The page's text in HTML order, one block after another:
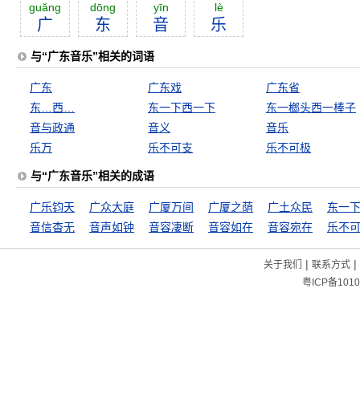
guăng
广
dōng
东
yīn
音
lè
乐
与“广东音乐”相关的词语
广东 广东戏
广东省
东…西…
东一下西一下
东一榔头西一棒子
音与政通
音义
音乐
乐万
乐不可支 乐不可极
与“广东音乐”相关的成语
广乐钧天 广众大庭 广厦万间 广厦之荫
广土众民
音信杳无
音声如钟 音容凄断 音容如在 音容宛在 乐不
关于我们 | 联系方式|
粤ICP备